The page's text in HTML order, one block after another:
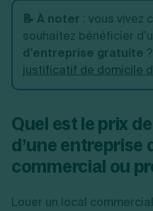
📝 À noter : vous vivez
souhaitez bénéficier
d’entreprise gratuite
justificatif de domicile
Quel est le prix
d’une entreprise
commercial ou
Louer un local